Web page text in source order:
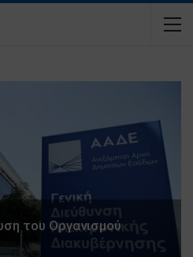
του Οργανισμού